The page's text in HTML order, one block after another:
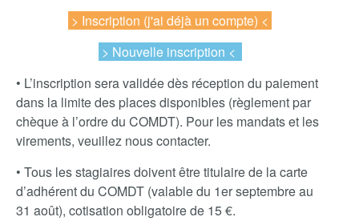
> Inscription (j'ai déjà un compte) <
> Nouvelle inscription <
• L’inscription sera validée dès réception du paiement
dans la limite des places disponibles (règlement par
chèque à l’ordre du COMDT). Pour les mandats et les
virements, veuillez nous contacter.
• Tous les stagiaires doivent être titulaire de la carte
d’adhérent du COMDT (valable du 1er septembre au
31 août), cotisation obligatoire de 15 €.